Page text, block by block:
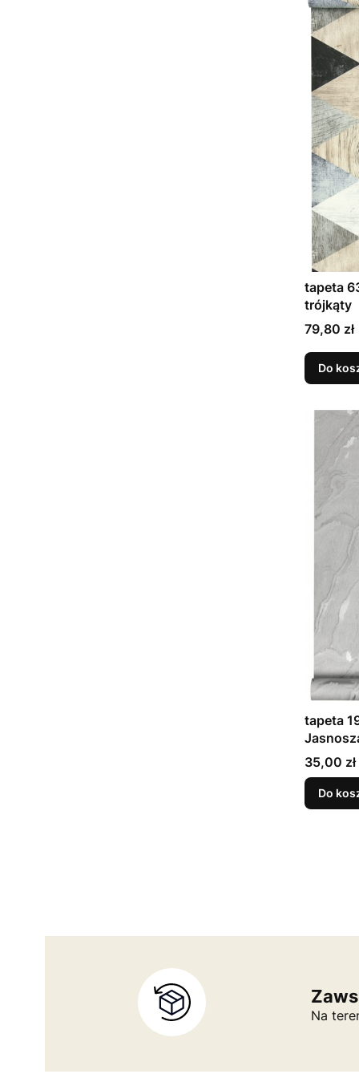
tapeta
trójkąty
Cena
79,80 zł
Do
tapeta
Cena
35,00 zł
Do
Na